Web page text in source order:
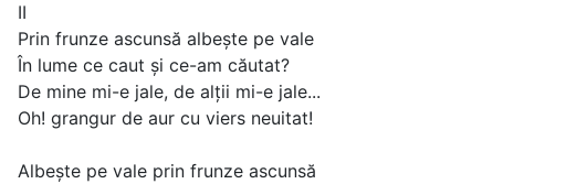
II
Prin frunze ascunsă albeşte pe vale
În lume ce caut şi ce-am căutat?
De mine mi-e jale, de alţii mi-e jale...
Oh! grangur de aur cu viers neuitat!
Albeşte pe vale prin frunze ascunsă